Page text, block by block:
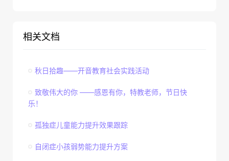
相关文档
秋日拾趣——开音教育社会实践活动
致敬伟大的你 ——感恩有你，特教老师，节日快
乐！
孤独症儿童能力提升效果跟踪
自闭症小孩弱势能力提升方案